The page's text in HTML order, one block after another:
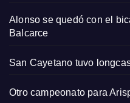
Alonso se quedó con el
Balcarce
San Cayetano tuvo
Otro campeonato para